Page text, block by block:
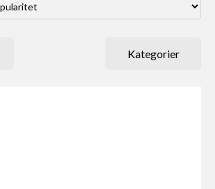
Kategorier